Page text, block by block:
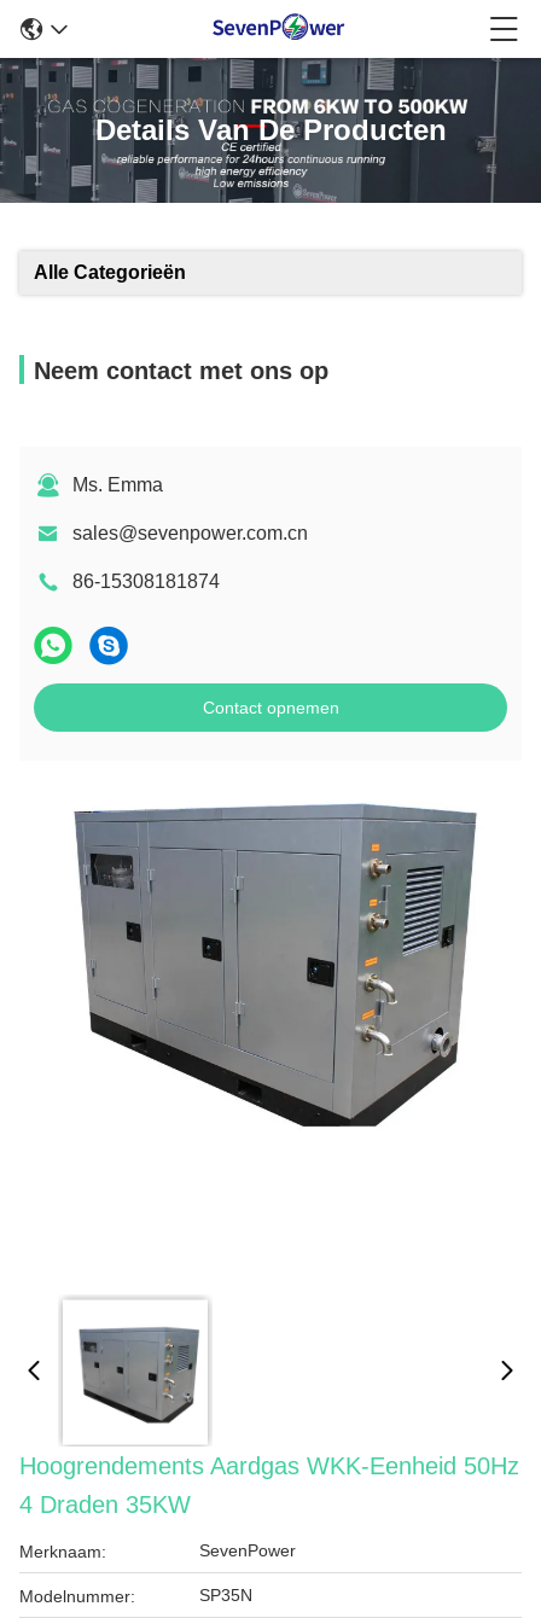
Details Van De Producten
Alle Categorieën
Neem contact met ons op
Ms. Emma
sales@sevenpower.com.cn
86-15308181874
Contact opnemen
Hoogrendements Aardgas WKK-Eenheid 50Hz
4 Draden 35KW
Merknaam: SevenPower
Modelnummer: SP35N